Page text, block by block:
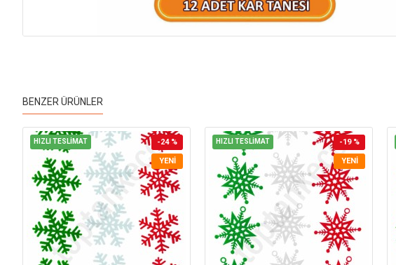
BENZER ÜRÜNLER
HIZLI TESLİMAT
YENI
-24 % HIZLI TESLİMAT
YENI
-19 %